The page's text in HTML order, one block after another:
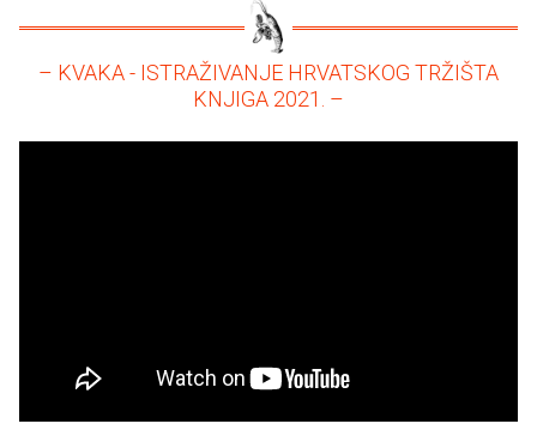
– KVAKA - ISTRAŽIVANJE HRVATSKOG TRŽIŠTA
KNJIGA 2021. –